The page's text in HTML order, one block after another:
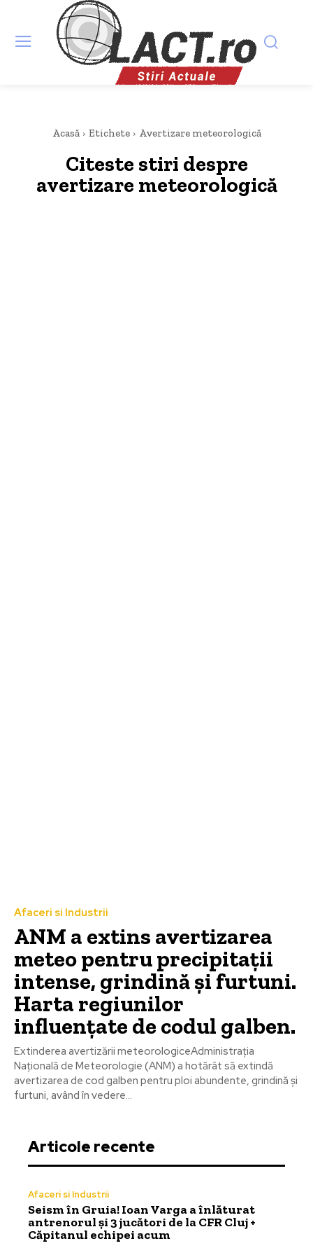
Acasă Etichete Avertizare meteorologică
Citeste stiri despre
avertizare meteorologică
Afaceri si Industrii
ANM a extins avertizarea
meteo pentru precipitații
intense, grindină și furtuni.
Harta regiunilor
influențate de codul galben.
Extinderea avertizării meteorologiceAdministrația
Națională de Meteorologie (ANM) a hotărât să extindă
avertizarea de cod galben pentru ploi abundente, grindină și
furtuni, având în vedere...
Articole recente
Afaceri si Industrii
Seism în Gruia! Ioan Varga a înlăturat
antrenorul și 3 jucători de la CFR Cluj +
Căpitanul echipei acum